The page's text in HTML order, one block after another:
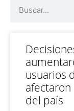
usuarios
del país